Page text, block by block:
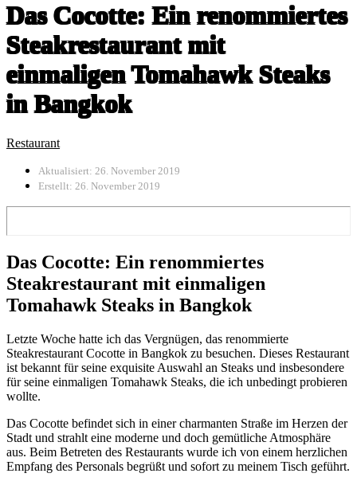
Das Cocotte: Ein renommiertes
Steakrestaurant mit
einmaligen Tomahawk Steaks
in Bangkok
Restaurant
Aktualisiert: 26. November 2019
Erstellt: 26. November 2019
Das Cocotte: Ein renommiertes
Steakrestaurant mit einmaligen
Tomahawk Steaks in Bangkok
Letzte Woche hatte ich das Vergnügen, das renommierte
Steakrestaurant Cocotte in Bangkok zu besuchen. Dieses Restaurant
ist bekannt für seine exquisite Auswahl an Steaks und insbesondere
für seine einmaligen Tomahawk Steaks, die ich unbedingt probieren
wollte.
Das Cocotte befindet sich in einer charmanten Straße im Herzen der
Stadt und strahlt eine moderne und doch gemütliche Atmosphäre
aus. Beim Betreten des Restaurants wurde ich von einem herzlichen
Empfang des Personals begrüßt und sofort zu meinem Tisch geführt.